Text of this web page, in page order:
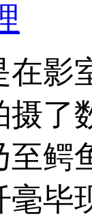
影
了
鳄
毫毕